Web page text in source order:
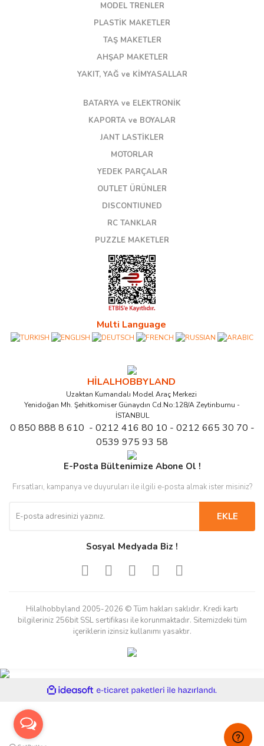
MODEL TRENLER
PLASTİK MAKETLER
TAŞ MAKETLER
AHŞAP MAKETLER
YAKIT, YAĞ ve KİMYASALLAR
BATARYA ve ELEKTRONİK
KAPORTA ve BOYALAR
JANT LASTİKLER
MOTORLAR
YEDEK PARÇALAR
OUTLET ÜRÜNLER
DISCONTIUNED
RC TANKLAR
PUZZLE MAKETLER
Multi Language
HİLALHOBBYLAND
Uzaktan Kumandalı Model Araç Merkezi
Yenidoğan Mh. Şehitkomiser Günaydın Cd.No:128/A Zeytinburnu -
İSTANBUL
0 850 888 8 610 - 0212 416 80 10 - 0212 665 30 70 -
0539 975 93 58
E-Posta Bültenimize Abone Ol !
Fırsatları, kampanya ve duyuruları ile ilgili e-posta almak ister misiniz?
EKLE
Sosyal Medyada Biz !
Hilalhobbyland 2005-2026 © Tüm hakları saklıdır. Kredi kartı
bilgileriniz 256bit SSL sertifikası ile korunmaktadır. Sitemizdeki tüm
içeriklerin izinsiz kullanımı yasaktır.
ideasoft
e-